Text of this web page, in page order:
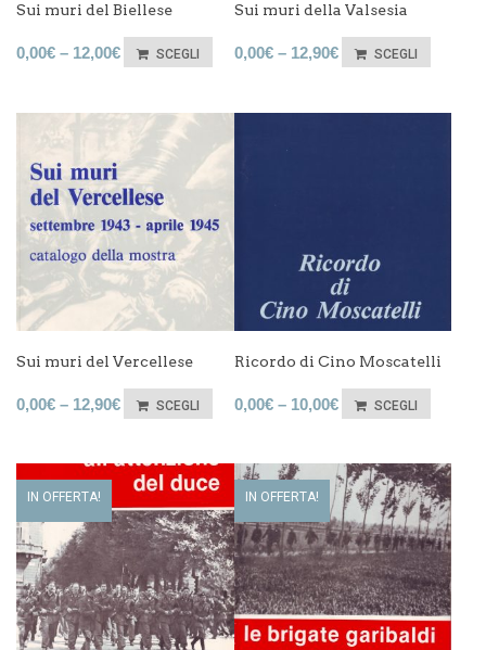
Sui muri del Biellese
0,00€ – 12,00€ SCEGLI
Sui muri della Valsesia
0,00€– 12,90€ SCEGLI
Sui muri del Vercellese
0,00€ – 12,90€ SCEGLI
Ricordo di Cino Moscatelli
0,00€– 10,00€ SCEGLI
IN OFFERTA! IN OFFERTA!